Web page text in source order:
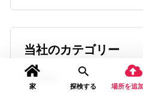
当社のカテゴリー
宿泊施設
家 探検する